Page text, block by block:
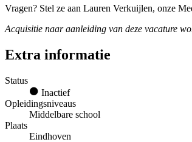
Vragen? Stel ze aan Lauren Verkuijlen, onze
Acquisitie naar aanleiding van deze vacature
Extra informatie
Status
Inactief
Opleidingsniveaus
Middelbare school
Plaats
Eindhoven